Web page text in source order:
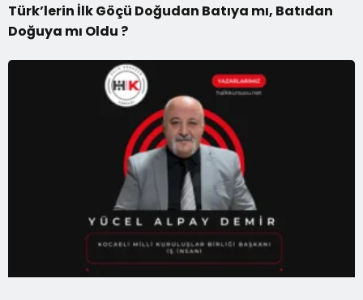
Türk’lerin İlk Göçü Doğudan Batıya mı, Batıdan
Doğuya mı Oldu ?